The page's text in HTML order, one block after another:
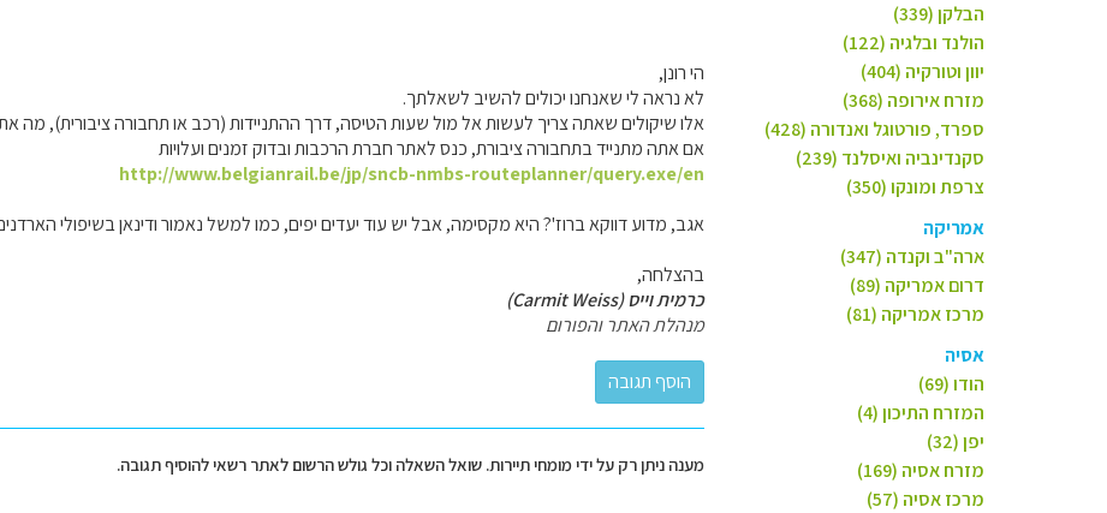
הבלקן (339)
הולנד ובלגיה (122)
יוון וטורקיה (404)
מזרח אירופה (368)
ספרד, פורטוגל ואנדורה (428)
סקנדינביה ואיסלנד (239)
צרפת ומונקו (350)
אמריקה
ארה"ב וקנדה (347)
דרום אמריקה (89)
מרכז אמריקה (81)
אסיה
הודו (69)
המזרח התיכון (4)
יפן (32)
מזרח אסיה (169)
מרכז אסיה (57)
הי רונן,
לא נראה לי שאנחנו יכולים להשיב לשאלתך.
אלו שיקולים שאתה צריך לעשות אל מול שעות הטיסה, דרך ההתניידות (רכב או תחבורה ציבורית), מה
אם אתה מתנייד בתחבורה ציבורת, כנס לאתר חברת הרכבות ובדוק זמנים ועלויות
http://www.belgianrail.be/jp/sncb-nmbs-routeplanner/query.exe/en
אגב, מדוע דווקא ברוז'? היא מקסימה, אבל יש עוד יעדים יפים, כמו למשל נאמור ודינאן בשיפולי
בהצלחה,
כרמית וייס (Carmit Weiss)
מנהלת האתר והפורום
מענה ניתן רק על ידי מומחי תיירות. שואל השאלה וכל גולש הרשום לאתר רשאי להוסיף תגובה.